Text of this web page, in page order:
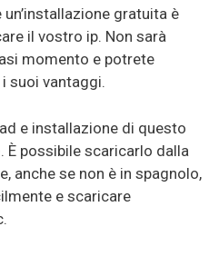
gratuita è
il vostro ip. Non sarà
momento e potrete
suoi vantaggi.
e installazione di questo
. È possibile scaricarlo dalla
anche se non è in spagnolo,
e scaricare